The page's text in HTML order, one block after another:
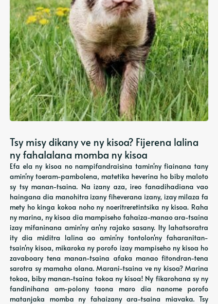
Tsy misy dikany ve ny kisoa? Fijerena lalina
ny fahalalana momba ny kisoa
Efa ela ny kisoa no nampifandraisina tamin'ny fiainana tany
amin'ny toeram-pambolena, matetika heverina ho biby maloto
sy tsy manan-tsaina. Na izany aza, ireo fanadihadiana vao
haingana dia manohitra izany fiheverana izany, izay milaza fa
mety ho kinga kokoa noho ny noeritreretintsika ny kisoa. Raha
ny marina, ny kisoa dia mampiseho fahaiza-manao ara-tsaina
izay mifaninana amin'ny an'ny rajako sasany. Ity lahatsoratra
ity dia miditra lalina ao amin'ny tontolon'ny faharanitan-
tsain'ny kisoa, mikaroka ny porofo izay mampiseho ny kisoa ho
zavaboary tena manan-tsaina afaka manao fitondran-tena
sarotra sy mamaha olana. Marani-tsaina ve ny kisoa? Marina
tokoa, biby manan-tsaina tokoa ny kisoa! Ny fikarohana sy ny
fandinihana am-polony taona maro dia nanome porofo
matanjaka momba ny fahaizany ara-tsaina miavaka. Tsy